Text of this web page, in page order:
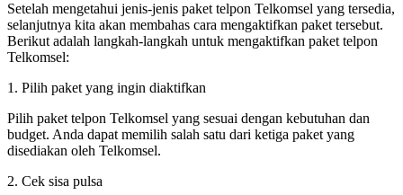
Setelah mengetahui jenis-jenis paket telpon Telkomsel yang tersedia,
selanjutnya kita akan membahas cara mengaktifkan paket tersebut.
Berikut adalah langkah-langkah untuk mengaktifkan paket telpon
Telkomsel:
1. Pilih paket yang ingin diaktifkan
Pilih paket telpon Telkomsel yang sesuai dengan kebutuhan dan
budget. Anda dapat memilih salah satu dari ketiga paket yang
disediakan oleh Telkomsel.
2. Cek sisa pulsa